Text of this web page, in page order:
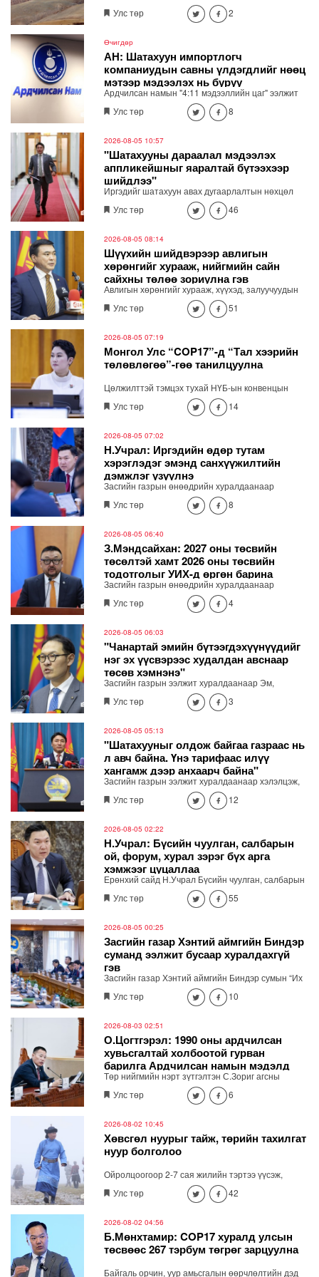
зуны адаг хөхөгчин хонь сарын 23-ны өлзий
дэмбэрэлтэй өдөр /2026.08.06/ Сутай хайрхны
Улс төр 2
Өчигдөр
АН: Шатахуун импортлогч
компаниудын савны үлдэгдлийг нөөц
мэтээр мэдээлэх нь буруу
Ардчилсан намын "4:11 мэдээллийн цаг" ээлжит
хэвлэлийн бага хурал Төрийн ордны 3 давхарт
болно. Хэвлэлийн хурлаар шатахууны хомсдол,
Улс төр 8
2026-08-05 10:57
"Шатахууны дараалал мэдээлэх
аппликейшныг яаралтай бүтээхээр
шийдлээ"
Иргэдийг шатахуун авах дугаарлалтын нөхцөл
байдлыг бодит цагаар харж явах замаа тооцох
боломжтой мэдээлэл хүргэх зориулалттай
хийхээр шийдлээ. "Шатахууны дарааллыг
мэдээлэх яаралтай бүтээхээр шийдлээ"
Улс төр 46
2026-08-05 08:14
Шүүхийн шийдвэрээр авлигын
хөрөнгийг хурааж, нийгмийн сайн
сайхны төлөө зориулна гэв
Авлигын хөрөнгийг хурааж, хүүхэд, залуучуудын
хөгжлийн санд төвлөрүүлж, зарцуулах тухай
анхдагч хуулийн төслийг Засгийн газрын
Улс төр 51
2026-08-05 07:19
Монгол Улс “COP17”-д “Тал хээрийн
төлөвлөгөө”-гөө танилцуулна
Цөлжилттэй тэмцэх тухай НҮБ-ын конвенцын
талуудын 17 дугаар /COP17/ бага хуралд Монгол
Улсаас дэвшүүлэх үндэсний стратегийн баримт
Засгийн газрын хуралдаанд танилцууллаа.
Улс төр 14
2026-08-05 07:02
Н.Учрал: Иргэдийн өдөр тутам
хэрэглэдэг эмэнд санхүүжилтийн
дэмжлэг үзүүлнэ
Засгийн газрын өнөөдрийн хуралдаанаар
Ерөнхий сайд Н.Учрал Эрүүл мэндийн даатгалын
хөнгөлөлттэй эмийн жагсаалтыг шинэчилж,
санхүүжилтийн дэмжлэг үзүүлэх шийдвэр
гаргалаа.
Улс төр 8
2026-08-05 06:40
З.Мэндсайхан: 2027 оны төсвийн
төсөлтэй хамт 2026 оны төсвийн
тодотголыг УИХ-д өргөн барина
Засгийн газрын өнөөдрийн хуралдаанаар
хэмнэлт, хүнсний нийлүүлэлт, бүртгэлжүүлэх,
хяналт сайжруулалтын асуудлаар гаргасан
танилцууллаа. 2027 оны төсвийн төсөлтэй хамт
2026 оны төсвийн тодотголыг УИХ-д өргөн
барина
Улс төр 4
2026-08-05 06:03
"Чанартай эмийн бүтээгдэхүүнүүдийг
нэг эх үүсвэрээс худалдан авснаар
төсөв хэмнэнэ"
Засгийн газрын ээлжит хуралдаанаар Эм,
эмнэлгийн хэрэглэгдэхүүн, биобэлдмэл, вакциныг
нэг эх үүсвэрээс худалдан авах журмыг баталжээ.
Улс төр 3
2026-08-05 05:13
"Шатахууныг олдож байгаа газраас нь
л авч байна. Үнэ тарифаас илүү
хангамж дээр анхаарч байна"
Засгийн газрын ээлжит хуралдаанаар хэлэлцэж,
шийдвэрлэсэн асуудлыг танилцуулж байна.
Улс төр 12
2026-08-05 02:22
Н.Учрал: Бүсийн чуулган, салбарын
ой, форум, хурал зэрэг бүх арга
хэмжээг цуцаллаа
Ерөнхий сайд Н.Учрал Бүсийн чуулган, салбарын
ой, форум, хурал гээд бүх арга хэмжээг цуцалж
байна. Засгийн газрын зөвшөөрөлгүй гадаад
байгуулах шаардлагатай бол цахимаар хийнэ.
Хэмнэсэн төсөв өвөлжилтийн бэлтгэл, эрчим хүч,
шатахууны хангамж, иргэдийн амьдралд хэрэгтэй
ажлуудад зарцуулна" хэмээн мэдэгдлээ.
Улс төр 55
2026-08-05 00:25
Засгийн газар Хэнтий аймгийн Биндэр
суманд ээлжит бусаар хуралдахгүй
гэв
Засгийн газар Хэнтий аймгийн Биндэр сумын “Их
хуралдай” цогцолборт ээлжит бусаар хуралдахгүй
гэж мэдээллээ.
Улс төр 10
2026-08-03 02:51
О.Цогтгэрэл: 1990 оны ардчилсан
хувьсгалтай холбоотой гурван
барилга Ардчилсан намын мэдэлд
шилжсэн
Төр нийгмийн нэрт зүтгэлтэн С.Зориг агсны
хөшөөг зөвшөөрөлгүйгээр нүүлгэн шилжүүлсэнтэй
холбоотойгоор Ардчилсан намын дарга
цахим хуудсаараа дамжуулан мэдээлэл хийсэн
юм. Тэрбээр С.Зоригийн хөшөөг нүүлгэсэн нь АН-
ын өнөөгийн удирдлага, залуучуудын шийдвэр
биш гэдгийг онцлоод АН-ын байрны асуудлыг
Улс төр 6
2026-08-02 10:45
Хөвсгөл нуурыг тайж, төрийн тахилгат
нуур болголоо
Ойролцоогоор 2-7 сая жилийн тэртээ үүсэж,
хосгүй үзэсгэлэнг бүрдүүлсэн Хөвсгөл нуур төрийн
тахилгат болсноор идээшин, оршиж буй 59
зүйлийн ховор нэн ховор ургамал болоод дэлхийн
цэвэр усны нөөц үеэс үе дамжин, хайрлан
хамгаалагдах боломж бүрдэж, нас уртсаж байна.
Улс төр 42
2026-08-02 04:56
Б.Мөнхтамир: COP17 хуралд улсын
төсвөөс 267 тэрбум төгрөг зарцуулна
Байгаль орчин, уур амьсгалын өөрчлөлтийн дэд